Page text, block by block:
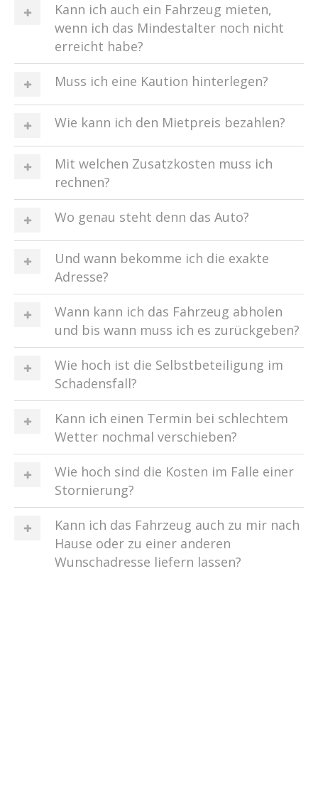
Kann ich auch ein Fahrzeug mieten,
wenn ich das Mindestalter noch nicht
erreicht habe?
Muss ich eine Kaution hinterlegen?
Wie kann ich den Mietpreis bezahlen?
Mit welchen Zusatzkosten muss ich
rechnen?
Wo genau steht denn das Auto?
Und wann bekomme ich die exakte
Adresse?
Wann kann ich das Fahrzeug abholen
und bis wann muss ich es zurückgeben?
Wie hoch ist die Selbstbeteiligung im
Schadensfall?
Kann ich einen Termin bei schlechtem
Wetter nochmal verschieben?
Wie hoch sind die Kosten im Falle einer
Stornierung?
Kann ich das Fahrzeug auch zu mir nach
Hause oder zu einer anderen
Wunschadresse liefern lassen?